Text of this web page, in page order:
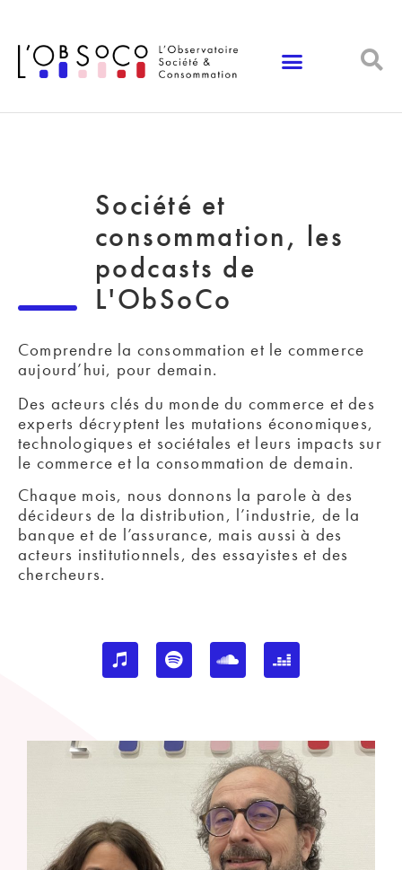
Société et
consommation, les
podcasts de
L'ObSoCo
Comprendre la consommation et le commerce
aujourd’hui, pour demain.
Des acteurs clés du monde du commerce et des
experts décryptent les mutations économiques,
technologiques et sociétales et leurs impacts sur
le commerce et la consommation de demain.
Chaque mois, nous donnons la parole à des
décideurs de la distribution, l’industrie, de la
banque et de l’assurance, mais aussi à des
acteurs institutionnels, des essayistes et des
chercheurs.